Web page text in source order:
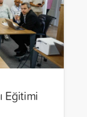
Eğitimi